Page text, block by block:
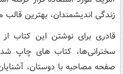
زندگی اندیشمندان، بهترین
قادری برای نوشتن این کتاب
صفحه مصاحبه با دوستان،